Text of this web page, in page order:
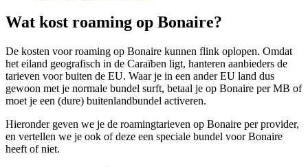
Wat kost roaming op Bonaire?
De kosten voor roaming op Bonaire kunnen flink oplopen. Omdat
het eiland geografisch in de Caraïben ligt, hanteren aanbieders de
tarieven voor buiten de EU. Waar je in een ander EU land dus
gewoon met je normale bundel surft, betaal je op Bonaire per MB of
moet je een (dure) buitenlandbundel activeren.
Hieronder geven we je de roamingtarieven op Bonaire per provider,
en vertellen we je ook of deze een speciale bundel voor Bonaire
heeft of niet.